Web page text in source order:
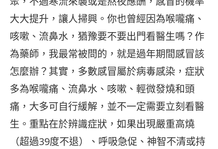
大大提升，讓人掃興。你也曾經因為喉嚨痛、
咳嗽、流鼻水，猶豫要不要出門看醫生嗎？作
為藥師，我最常被問的，就是過年期間感冒該
怎麼辦？其實，多數感冒屬於病毒感染，症狀
多為喉嚨痛、流鼻水、咳嗽、輕微發燒和頭
痛，大多可自行緩解，並不一定需要立刻看醫
生。重點在於辨識症狀，如果出現嚴重高燒
（超過39度不退）、呼吸急促、神智不清或持